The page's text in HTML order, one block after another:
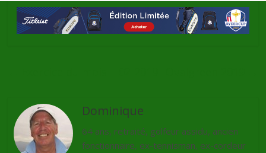
Dominique
64 ans, retraité, golfeur assidu, ancien
fonctionnaire, ex-tennisman, ex-cordeur